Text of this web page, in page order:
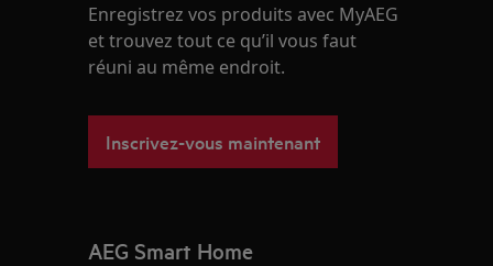
Enregistrez vos produits avec MyAEG
et trouvez tout ce qu’il vous faut
réuni au même endroit.
Inscrivez-vous maintenant
AEG Smart Home